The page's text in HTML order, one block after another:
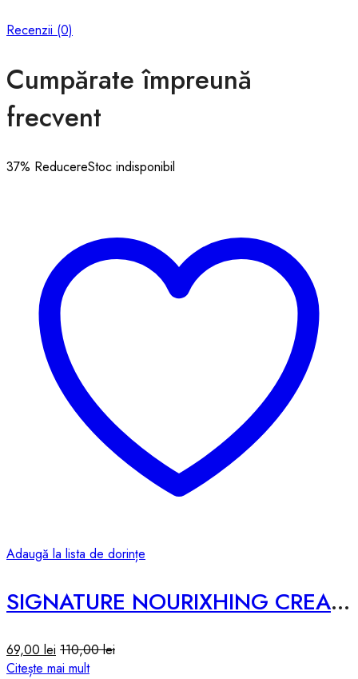
Recenzii (0)
Cumpărate împreună
frecvent
37% ReducereStoc indisponibil
Adaugă la lista de dorințe
SIGNATURE NOURIXHING CREAM #DEXPANTHENOL- 50ml
69,00 lei 110,00lei
Citește mai mult